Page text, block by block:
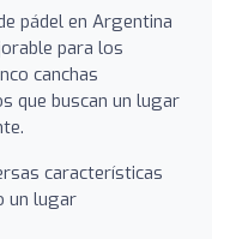
pádel en Argentina
para los
canchas
que buscan un lugar
características
un lugar